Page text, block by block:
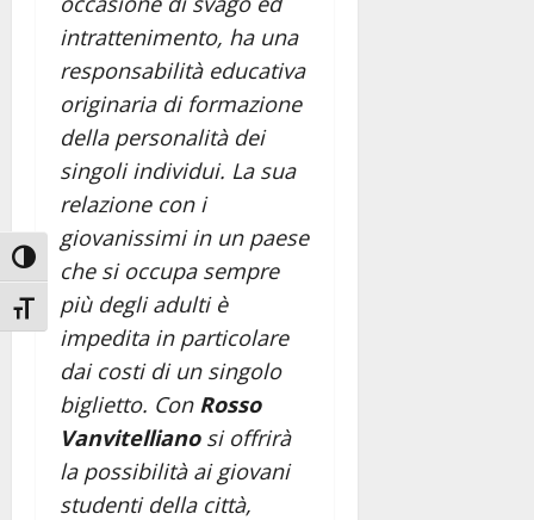
Attiva/disattiva alto contrasto
Attiva/disattiva dimensione testo
intrattenimento, ha una
responsabilità educativa
originaria di formazione
della personalità dei
singoli individui. La sua
relazione con i
giovanissimi in un paese
che si occupa sempre
più degli adulti è
impedita in particolare
dai costi di un singolo
biglietto. Con Rosso
Vanvitellianosi offrirà
la possibilità ai giovani
studenti della città,